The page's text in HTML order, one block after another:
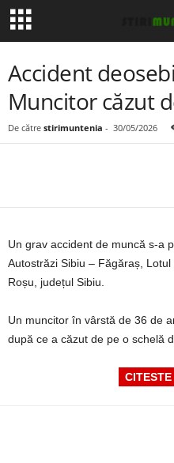
Accident
Muncitor căzut
De către stirimuntenia - 30/05/2026
Un grav accident de muncă s-a
Autostrăzi Sibiu – Făgăraș,
Roșu, județul Sibiu.
Un muncitor în vârstă de 36 de
după ce a căzut de pe o schelă